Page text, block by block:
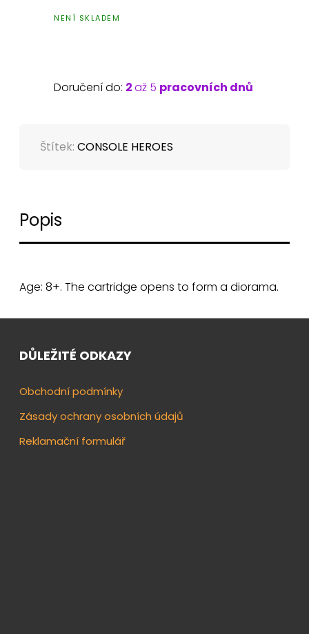
NENÍ SKLADEM
Doručení do: 2až 5 pracovních dnů
Štítek:CONSOLE HEROES
Popis
Age: 8+. The cartridge opens to form a diorama.
DŮLEŽITÉ ODKAZY
Obchodní podmínky
Zásady ochrany osobních údajů
Reklamační formulář